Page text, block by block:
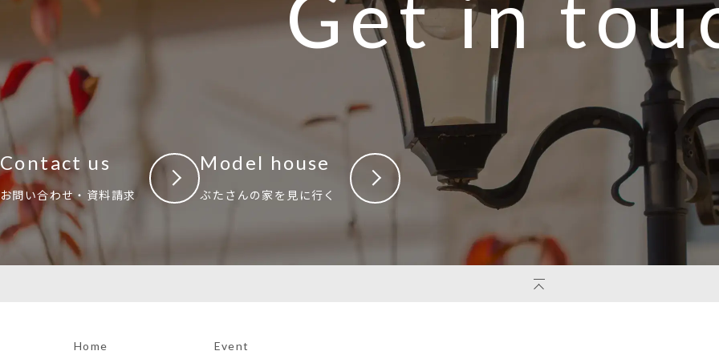
Contact us
お問い合わせ・資料請求
Model house
ぶたさんの家を見に行く
Home Event